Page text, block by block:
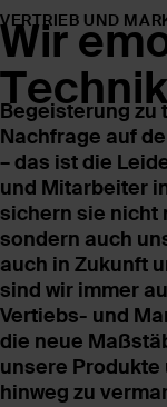
VERTRIEB UND
Wir
Begeisterung zu
Nachfrage auf
– das ist die
und Mitarbeiter
sichern sie nicht
sondern auch
auch in Zukunft
sind wir immer
Vertiebs- und
die neue
unsere
hinweg zu